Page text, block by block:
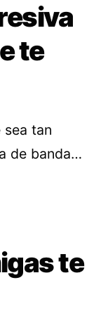
te
sea tan
de banda…
te